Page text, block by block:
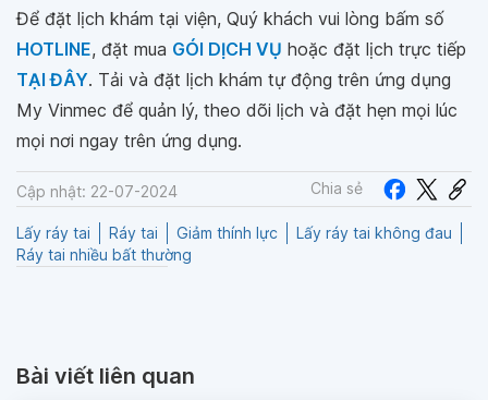
Để đặt lịch khám tại viện, Quý khách vui lòng bấm số
HOTLINE, đặt mua GÓI DỊCH VỤ hoặc đặt lịch trực tiếp
TẠI ĐÂY. Tải và đặt lịch khám tự động trên ứng dụng
My Vinmec để quản lý, theo dõi lịch và đặt hẹn mọi lúc
mọi nơi ngay trên ứng dụng.
Cập nhật: 22-07-2024 Chia sẻ
Lấy ráy tai Ráy tai Giảm thính lực
Lấy ráy tai không đau
Ráy tai nhiều bất thường
Bài viết liên quan